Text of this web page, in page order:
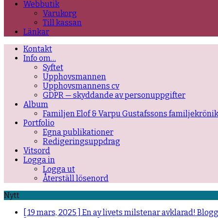
Webbutik
Varukorg
Till kassan
Länkar
Kontakt
Info om…
Syftet
Upphovsmannen
Upphovsmannens cv
GDPR — skyddande av personuppgifter
Album
Familjen Elof & Varpu Gustafssons
Portfolio
Egna publikationer
Redigeringsuppdrag
Vitsord
Logga in
Logga ut
Återställ lösenord
Nytt
[ 19 mars, 2025 ] En av livets milstenar avklarad!